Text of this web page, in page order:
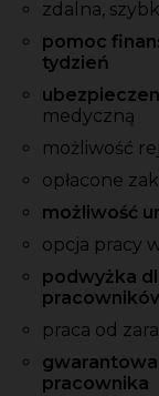
zdalna,
pomoc
tydzień
medyczną
możliwość
opłacone
możliwość
opcja pracy
podwyżka
praca od
pracownika